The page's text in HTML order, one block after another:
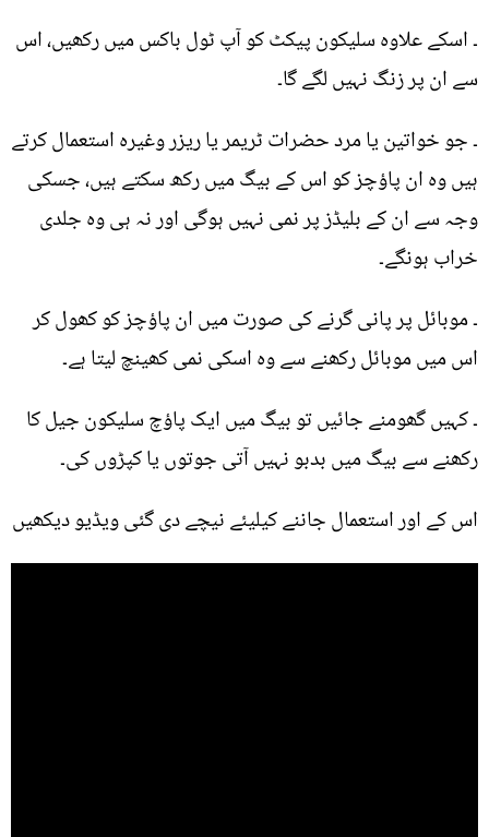
۔ اسکے علاوہ سلیکون پیکٹ کو آپ ٹول باکس میں رکھیں، اس
سے ان پر زنگ نہیں لگے گا۔
۔ جو خواتین یا مرد حضرات ٹریمر یا ریزر وغیرہ استعمال کرتے
ہیں وہ ان پاؤچز کو اس کے بیگ میں رکھ سکتے ہیں، جسکی
وجہ سے ان کے بلیڈز پر نمی نہیں ہوگی اور نہ ہی وہ جلدی
خراب ہونگے۔
۔ موبائل پر پانی گرنے کی صورت میں ان پاؤچز کو کھول کر
اس میں موبائل رکھنے سے وہ اسکی نمی کھینچ لیتا ہے۔
۔ کہیں گھومنے جائیں تو بیگ میں ایک پاؤچ سلیکون جیل کا
رکھنے سے بیگ میں بدبو نہیں آتی جوتوں یا کپڑوں کی۔
اس کے اور استعمال جاننے کیلیئے نیچے دی گئی ویڈیو دیکھیں